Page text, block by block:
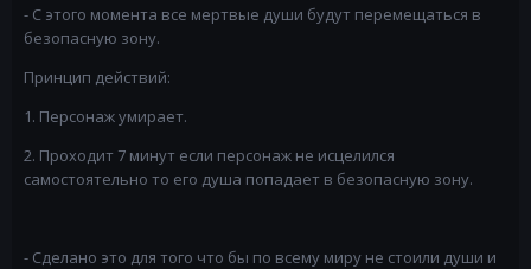
- С этого момента все мертвые души будут перемещаться в
безопасную зону.
Принцип действий:
1. Персонаж умирает.
2. Проходит 7 минут если персонаж не исцелился
самостоятельно то его душа попадает в безопасную зону.
- Сделано это для того что бы по всему миру не стоили души и